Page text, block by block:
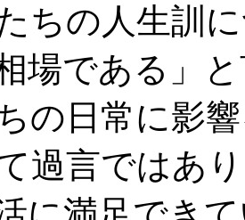
ちの人生訓
場である」
の日常に影
過言ではあ